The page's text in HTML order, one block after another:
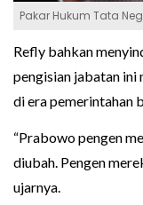
Pakar Hukum Tata
Refly bahkan
pengisian jabatan
di era pemerintahan
“Prabowo pengen
diubah. Pengen
ujarnya.